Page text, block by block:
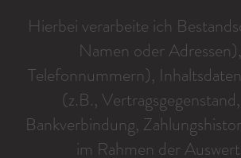
Hierbei verarbeite ich
Namen oder
Telefonnummern),
(z.B.,
Bankverbindung,
im Rahmen der